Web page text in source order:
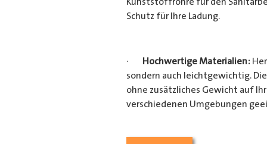
Schutz für Ihre Ladung.
· Hochwertige Materialien:
sondern auch leichtgewichtig.
ohne zusätzliches Gewicht auf
verschiedenen Umgebungen